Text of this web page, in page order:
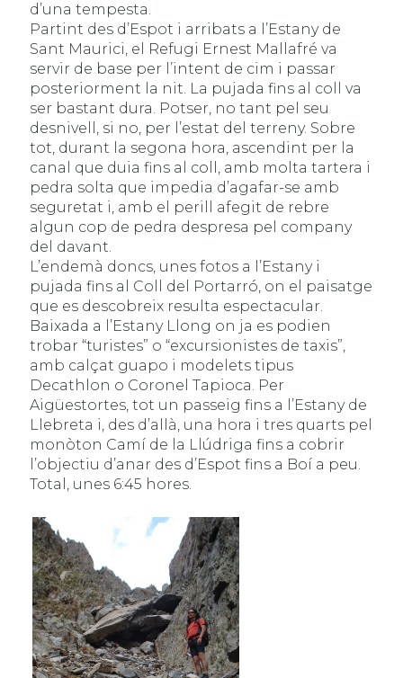
d’una tempesta.
Partint des d’Espot i arribats a l’Estany de
Sant Maurici, el Refugi Ernest Mallafré va
servir de base per l’intent de cim i passar
posteriorment la nit. La pujada fins al coll va
ser bastant dura. Potser, no tant pel seu
desnivell, si no, per l’estat del terreny. Sobre
tot, durant la segona hora, ascendint per la
canal que duia fins al coll, amb molta tartera i
pedra solta que impedia d’agafar-se amb
seguretat i, amb el perill afegit de rebre
algun cop de pedra despresa pel company
del davant.
L’endemà doncs, unes fotos a l’Estany i
pujada fins al Coll del Portarró, on el paisatge
que es descobreix resulta espectacular.
Baixada a l’Estany Llong on ja es podien
trobar “turistes” o “excursionistes de taxis”,
amb calçat guapo i modelets tipus
Decathlon o Coronel Tapioca. Per
Aigüestortes, tot un passeig fins a l’Estany de
Llebreta i, des d’allà, una hora i tres quarts pel
monòton Camí de la Llúdriga fins a cobrir
l’objectiu d’anar des d’Espot fins a Boí a peu.
Total, unes 6:45 hores.